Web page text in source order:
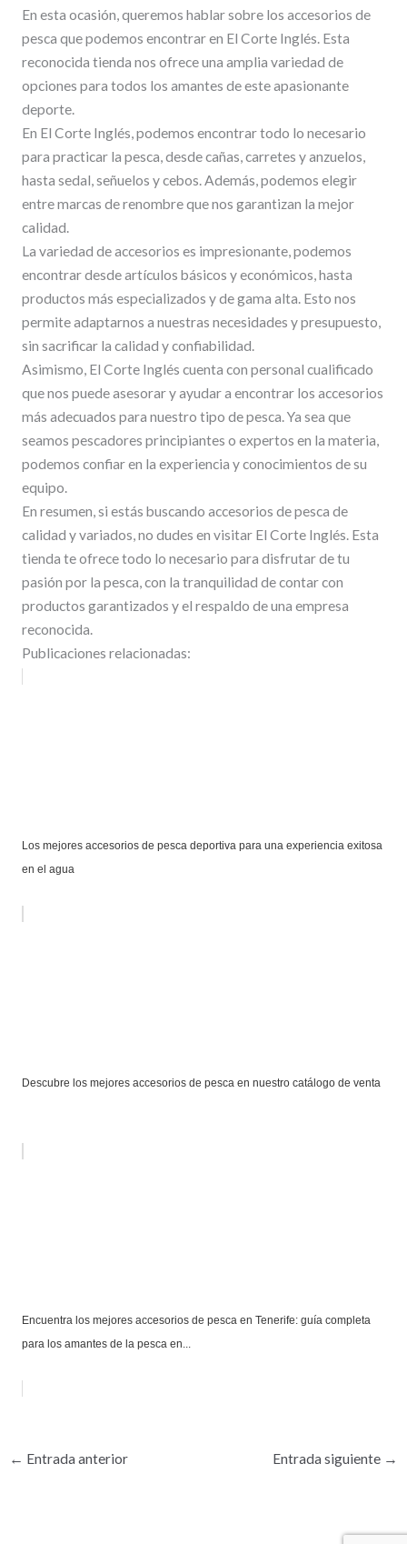
En esta ocasión, queremos hablar sobre los accesorios de
pesca que podemos encontrar en El Corte Inglés. Esta
reconocida tienda nos ofrece una amplia variedad de
opciones para todos los amantes de este apasionante
deporte.
En El Corte Inglés, podemos encontrar todo lo necesario
para practicar la pesca, desde cañas, carretes y anzuelos,
hasta sedal, señuelos y cebos. Además, podemos elegir
entre marcas de renombre que nos garantizan la mejor
calidad.
La variedad de accesorios es impresionante, podemos
encontrar desde artículos básicos y económicos, hasta
productos más especializados y de gama alta. Esto nos
permite adaptarnos a nuestras necesidades y presupuesto,
sin sacrificar la calidad y confiabilidad.
Asimismo, El Corte Inglés cuenta con personal cualificado
que nos puede asesorar y ayudar a encontrar los accesorios
más adecuados para nuestro tipo de pesca. Ya sea que
seamos pescadores principiantes o expertos en la materia,
podemos confiar en la experiencia y conocimientos de su
equipo.
En resumen, si estás buscando accesorios de pesca de
calidad y variados, no dudes en visitar El Corte Inglés. Esta
tienda te ofrece todo lo necesario para disfrutar de tu
pasión por la pesca, con la tranquilidad de contar con
productos garantizados y el respaldo de una empresa
reconocida.
Publicaciones relacionadas:
Los mejores accesorios de pesca deportiva para una experiencia exitosa
en el agua
Descubre los mejores accesorios de pesca en nuestro catálogo de venta
Encuentra los mejores accesorios de pesca en Tenerife: guía completa
para los amantes de la pesca en...
← Entrada anterior Entrada siguiente →